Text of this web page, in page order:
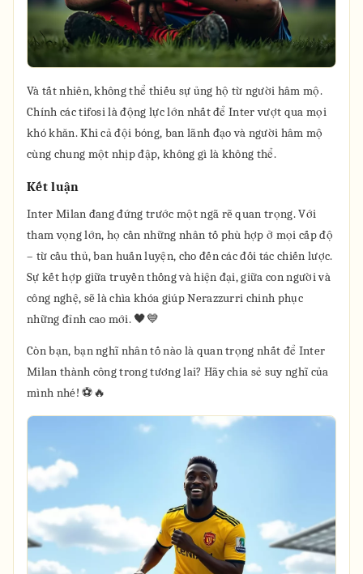
Và tất nhiên, không thể thiếu sự ủng hộ từ người hâm mộ.
Chính các tifosi là động lực lớn nhất để Inter vượt qua mọi
khó khăn. Khi cả đội bóng, ban lãnh đạo và người hâm mộ
cùng chung một nhịp đập, không gì là không thể.
Kết luận
Inter Milan đang đứng trước một ngã rẽ quan trọng. Với
tham vọng lớn, họ cần những nhân tố phù hợp ở mọi cấp độ
– từ cầu thủ, ban huấn luyện, cho đến các đối tác chiến lược.
Sự kết hợp giữa truyền thống và hiện đại, giữa con người và
công nghệ, sẽ là chìa khóa giúp Nerazzurri chinh phục
những đỉnh cao mới. 🖤💙
Còn bạn, bạn nghĩ nhân tố nào là quan trọng nhất để Inter
Milan thành công trong tương lai? Hãy chia sẻ suy nghĩ của
mình nhé! ⚽🔥